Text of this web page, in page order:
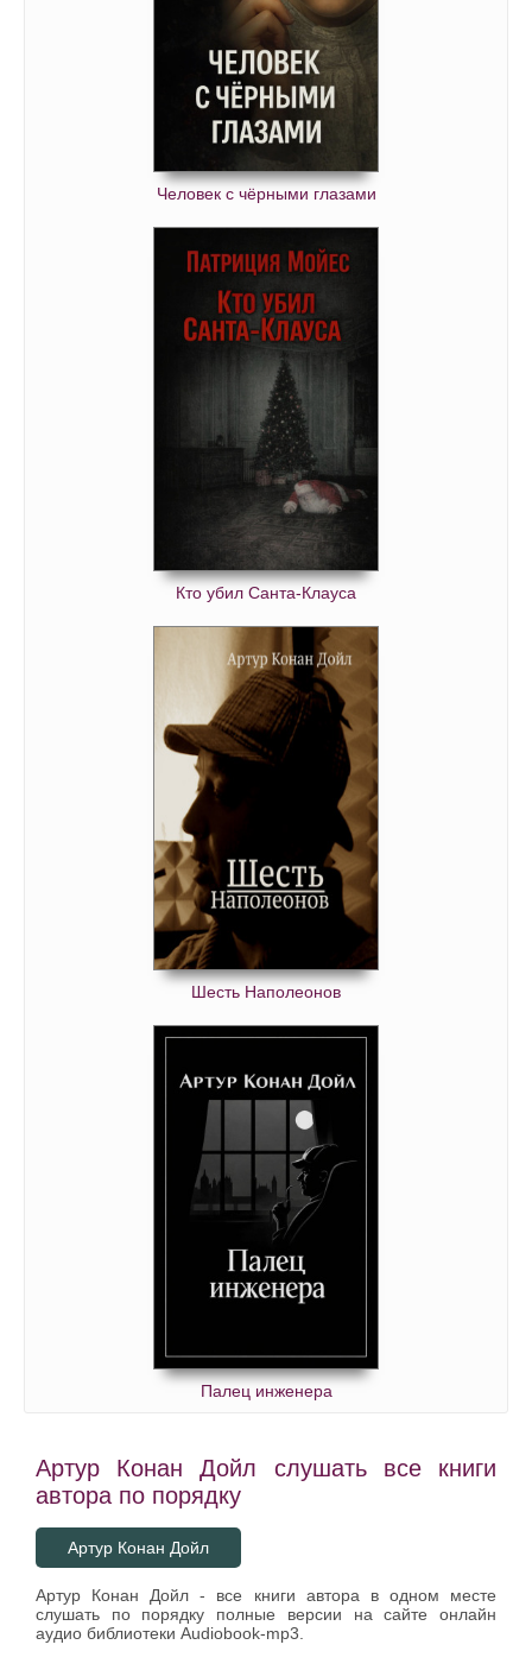
Человек с чёрными глазами
Кто убил Санта-Клауса
Шесть Наполеонов
Палец инженера
Артур Конан Дойл слушать все книги
автора по порядку
Артур Конан Дойл
Артур Конан Дойл - все книги автора в одном месте
слушать по порядку полные версии на сайте онлайн
аудио библиотеки Audiobook-mp3.